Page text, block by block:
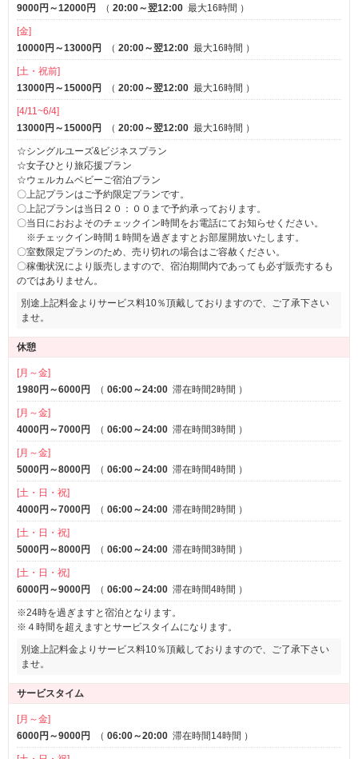
1名利用可
サービス
ルームサービス
9000円～12000円
（ 20:00～翌12:00 最大16時間 ）
[金]
10000円～13000円
（ 20:00～翌12:00 最大16時間 ）
[土・祝前]
13000円～15000円
（ 20:00～翌12:00 最大16時間 ）
[4/11~6/4]
13000円～15000円
（ 20:00～翌12:00 最大16時間 ）
☆シングルユーズ&ビジネスプラン
☆女子ひとり旅応援プラン
☆ウェルカムベビーご宿泊プラン
〇上記プランはご予約限定プランです。
〇上記プランは当日２０：００まで予約承っております。
〇当日におおよそのチェックイン時間をお電話にてお知らせください。
※チェックイン時間１時間を過ぎますとお部屋開放いたします。
〇室数限定プランのため、売り切れの場合はご容赦ください。
〇稼働状況により販売しますので、宿泊期間内であっても必ず販売するも
のではありません。
別途上記料金よりサービス料10％頂戴しておりますので、ご了承下さい
ませ。
休憩
[月～金]
1980円～6000円
（ 06:00～24:00 滞在時間2時間 ）
[月～金]
4000円～7000円
（ 06:00～24:00 滞在時間3時間 ）
[月～金]
5000円～8000円
（ 06:00～24:00 滞在時間4時間 ）
[土・日・祝]
4000円～7000円
（ 06:00～24:00 滞在時間2時間 ）
[土・日・祝]
5000円～8000円
（ 06:00～24:00 滞在時間3時間 ）
[土・日・祝]
6000円～9000円
（ 06:00～24:00 滞在時間4時間 ）
※24時を過ぎますと宿泊となります。
※４時間を超えますとサービスタイムになります。
別途上記料金よりサービス料10％頂戴しておりますので、ご了承下さい
ませ。
サービスタイム
[月～金]
6000円～9000円
（ 06:00～20:00 滞在時間14時間 ）